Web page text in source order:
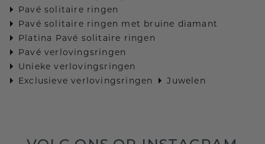
Pavé solitaire ringen
Pavé solitaire ringen met bruine diamant
Platina Pavé solitaire ringen
Pavé verlovingsringen
Unieke verlovingsringen
Exclusieve verlovingsringen
Juwelen